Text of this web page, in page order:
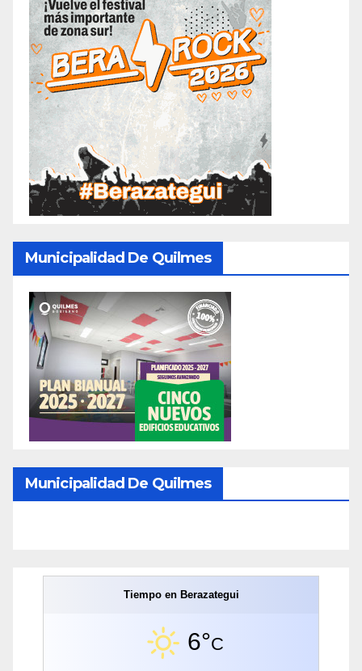
Municipalidad De Quilmes
Municipalidad De Quilmes
Tiempo en Berazategui
6°C